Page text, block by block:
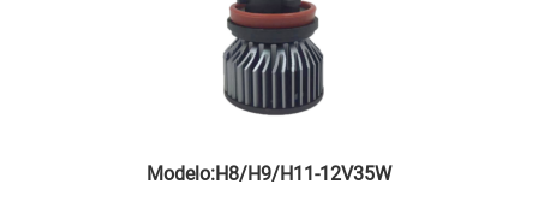
Modelo:H8/H9/H11-12V35W